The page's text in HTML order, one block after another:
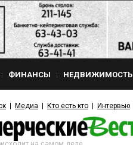
ФИНАНСЫ НЕДВИЖИМОСТЬ
Медиа Кто есть кто Интервью